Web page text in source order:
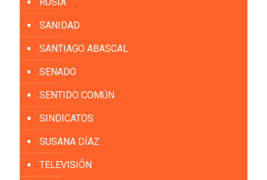
SANIDAD
SANTIAGO ABASCAL
SENADO
SENTIDO COMÚN
SINDICATOS
SUSANA DÍAZ
TELEVISIÓN